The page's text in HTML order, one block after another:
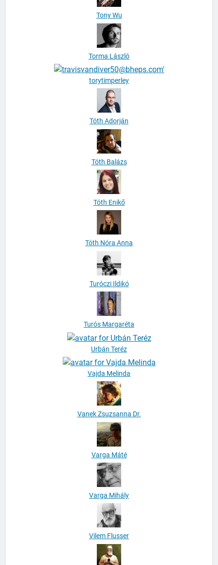
Tony Wu
Torma László
torytimperley
Tóth Adorján
Tóth Balázs
Tóth Enikő
Tóth Nóra Anna
Turóczi Ildikó
Turós Margaréta
Urbán Teréz
Vajda Melinda
Vanek Zsuzsanna Dr.
Varga Máté
Varga Mihály
Vilem Flusser